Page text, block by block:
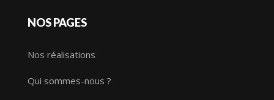
NOS PAGES
Nos réalisations
Qui sommes-nous ?